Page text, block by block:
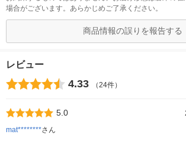
場合がございます。あらかじめご了承ください。
商品情報の誤りを報告する
レビュー
4.33 （24件）
5.0
mat********さん